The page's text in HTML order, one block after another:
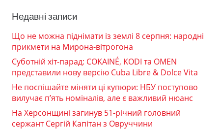
Недавні записи
Що не можна піднімати із землі 8 серпня: народні
прикмети на Мирона-вітрогона
Суботній хіт-парад: COKAINÉ, KODI та OMEN
представили нову версію Cuba Libre & Dolce Vita
Не поспішайте міняти ці купюри: НБУ поступово
вилучає п’ять номіналів, але є важливий нюанс
На Херсонщині загинув 51-річний головний
сержант Сергій Капітан з Овруччини